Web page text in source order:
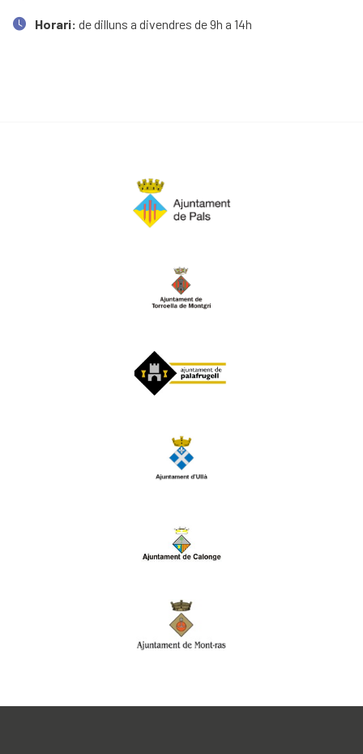
Horari: de dilluns a divendres de 9h a 14h